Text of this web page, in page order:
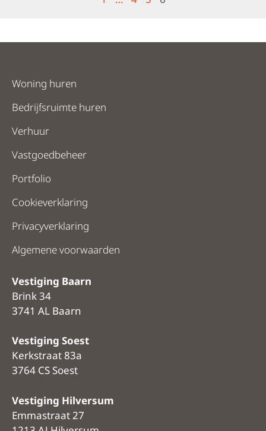
Woning huren
Bedrijfsruimte huren
Verhuur
Vastgoedbeheer
Portfolio
Cookieverklaring
Privacyverklaring
Algemene voorwaarden
Vestiging Baarn
Brink 34
3741 AL Baarn
Vestiging Soest
Kerkstraat 83a
3764 CS Soest
Vestiging Hilversum
Emmastraat 27